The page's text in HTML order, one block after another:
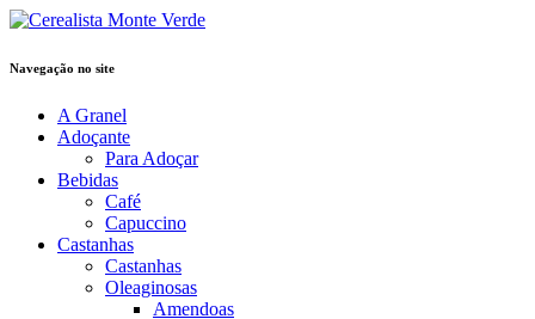
Navegação no site
A Granel
Adoçante
Para Adoçar
Bebidas
Café
Capuccino
Castanhas
Castanhas
Oleaginosas
Amendoas